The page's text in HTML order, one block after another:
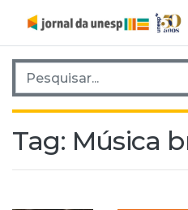
Pesquisar por:
Tag: Música